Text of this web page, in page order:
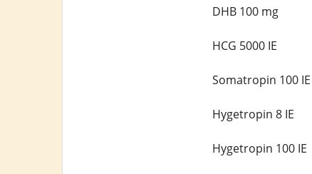
DHB 100 mg
HCG 5000 IE
Somatropin 100 IE
Hygetropin 8 IE
Hygetropin 100 IE